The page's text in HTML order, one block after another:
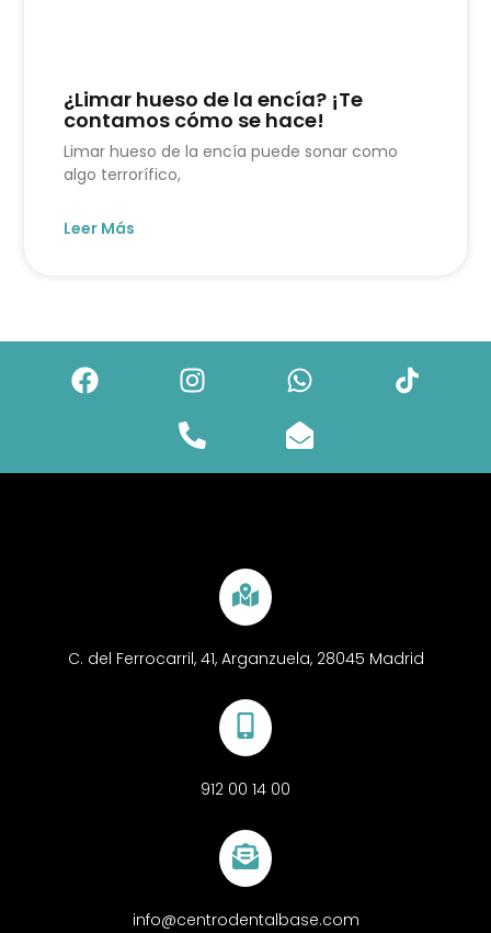
¿Limar hueso de la encía? ¡Te
contamos cómo se hace!
Limar hueso de la encía puede sonar como
algo terrorífico,
Leer Más
C. del Ferrocarril, 41, Arganzuela, 28045 Madrid
912 00 14 00
info@centrodentalbase.com